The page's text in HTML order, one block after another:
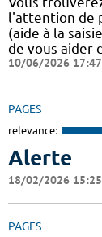
l'attention de
(aide à la
de vous aider
10/06/2026 17:47
PAGES
relevance:
Alerte
18/02/2026 15:25
PAGES